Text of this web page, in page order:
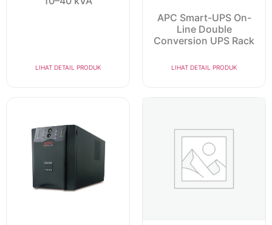
LIHAT DETAIL PRODUK
APC Smart-UPS On-
Line Double
Conversion UPS Rack
LIHAT DETAIL PRODUK